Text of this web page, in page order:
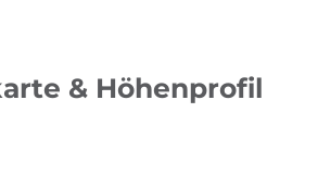
& Höhenprofil